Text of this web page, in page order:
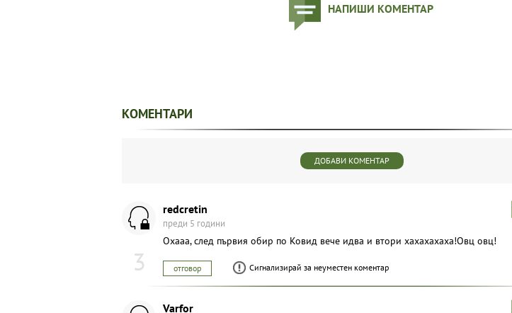
НАПИШИ КОМЕНТАР
КОМЕНТАРИ
ДОБАВИ КОМЕНТАР
3
redcretin
преди 5 години
Охааа, след първия обир по Ковид вече идва и втори хахахахаха!Овц овц!
отговор Сигнализирай за неуместен коментар
Varfor